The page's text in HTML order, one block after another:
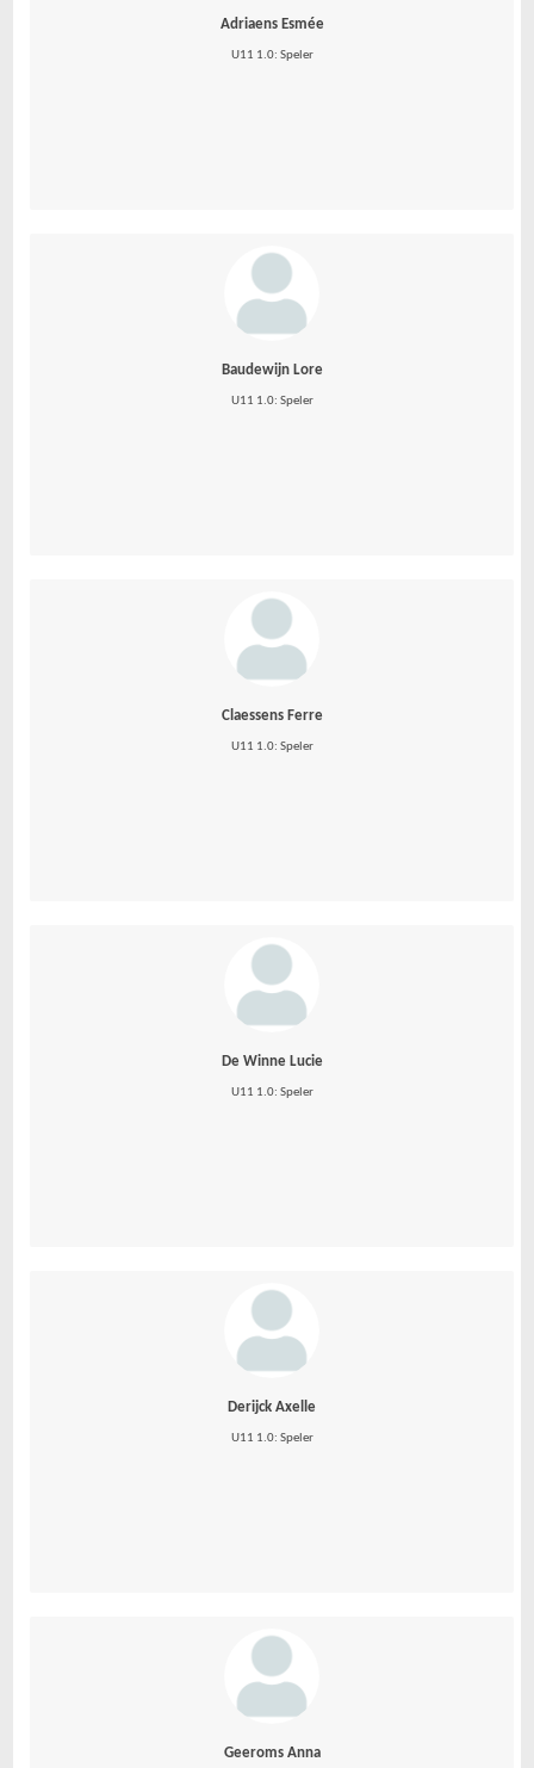
Adriaens Esmée
U11 1.0: Speler
Baudewijn Lore
U11 1.0: Speler
Claessens Ferre
U11 1.0: Speler
De Winne Lucie
U11 1.0: Speler
Derijck Axelle
U11 1.0: Speler
Geeroms Anna